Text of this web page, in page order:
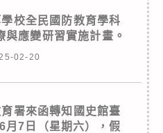
校全民國防教育學科
應變研習實施計畫。
02-20
署來函轉知國史館臺
月7日（星期六），假